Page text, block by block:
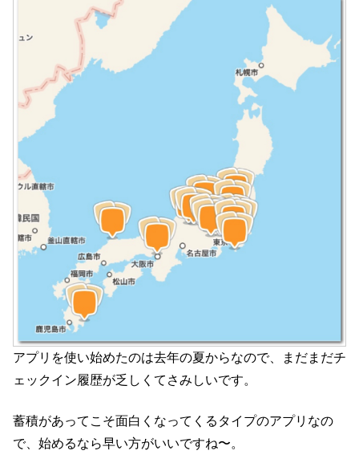
アプリを使い始めたのは去年の夏からなので、まだまだチ
ェックイン履歴が乏しくてさみしいです。
蓄積があってこそ面白くなってくるタイプのアプリなの
で、始めるなら早い方がいいですね〜。